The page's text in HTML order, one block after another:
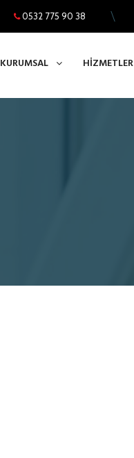
0532 775 90 38
KURUMSAL HİZMETLER